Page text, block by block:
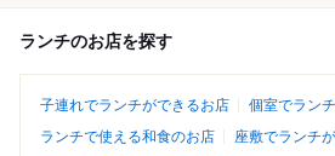
ランチのお店を探す
子連れでランチができるお店
個室でラン
ランチで使える和食のお店
座敷でランチ